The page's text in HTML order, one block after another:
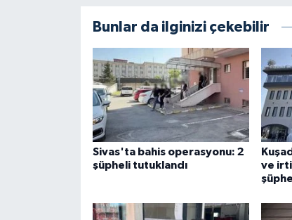
Bunlar da ilginizi çekebilir
Sivas'ta bahis operasyonu: 2
şüpheli tutuklandı
ve